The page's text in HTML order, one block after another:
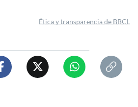
Ética y transparencia de BBCL